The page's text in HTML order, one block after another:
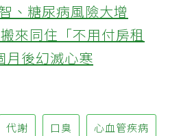
、糖尿病風險大增
來同住「不用付房租
月後幻滅心寒
代謝 口臭 心血管疾病